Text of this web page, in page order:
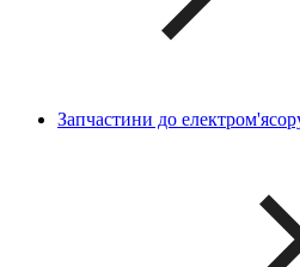
Запчастини до